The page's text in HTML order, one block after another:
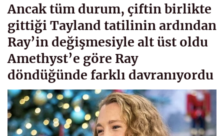
Ancak tüm durum, çiftin birlikte
gittiği Tayland tatilinin ardından
Ray’in değişmesiyle alt üst oldu
Amethyst’e göre Ray
döndüğünde farklı davranıyordu